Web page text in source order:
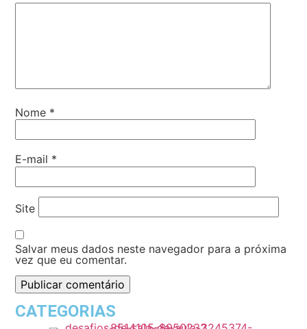
Nome *
E-mail *
Site
Salvar meus dados neste navegador para a próxima
vez que eu comentar.
CATEGORIAS